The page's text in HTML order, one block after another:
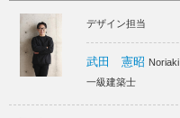
私たちが出したコンセプトは「
絵画や彫刻などはアートとし
がアートととして語られること
この店では料理一皿、食事をし
アートとなるよう空間を構成し
デザイン担当
武田 憲昭
一級建築士